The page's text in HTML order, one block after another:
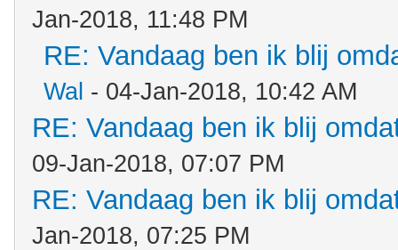
Jan-2018, 11:48 PM
RE: Vandaag ben ik blij
Wal - 04-Jan-2018, 10:42 AM
RE: Vandaag ben ik blij
09-Jan-2018, 07:07 PM
RE: Vandaag ben ik blij
Jan-2018, 07:25 PM